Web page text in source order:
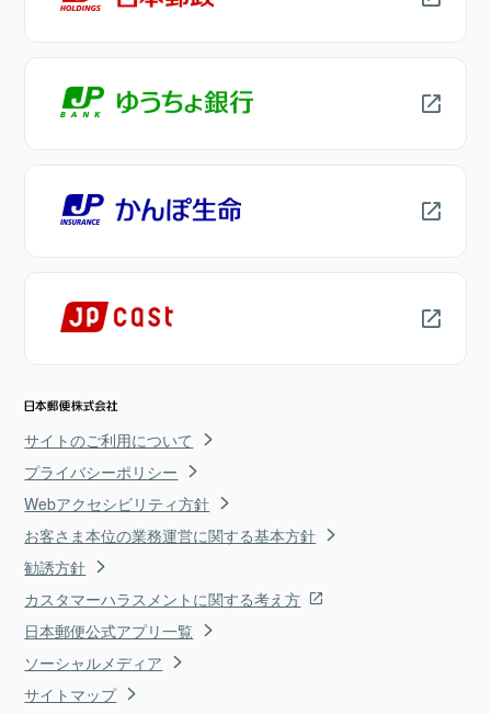
サイトのご利用について
プライバシーポリシー
Webアクセシビリティ方針
お客さま本位の業務運営に関する基本方針
勧誘方針
カスタマーハラスメントに関する考え方
日本郵便公式アプリ一覧
ソーシャルメディア
サイトマップ